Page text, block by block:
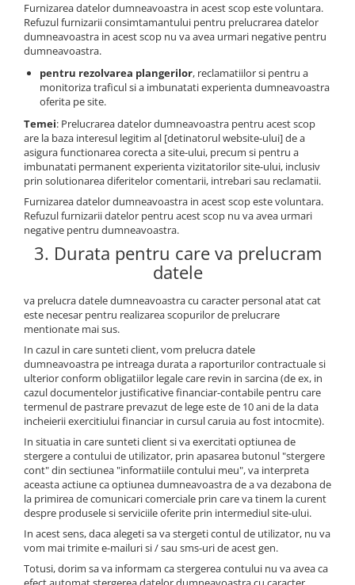
Furnizarea datelor dumneavoastra in acest scop este voluntara.
Refuzul furnizarii consimtamantului pentru prelucrarea datelor
dumneavoastra in acest scop nu va avea urmari negative pentru
dumneavoastra.
pentru rezolvarea plangerilor, reclamatiilor si pentru a
monitoriza traficul si a imbunatati experienta dumneavoastra
oferita pe site.
Temei: Prelucrarea datelor dumneavoastra pentru acest scop
are la baza interesul legitim al [detinatorul website-ului] de a
asigura functionarea corecta a site-ului, precum si pentru a
imbunatati permanent experienta vizitatorilor site-ului, inclusiv
prin solutionarea diferitelor comentarii, intrebari sau reclamatii.
Furnizarea datelor dumneavoastra in acest scop este voluntara.
Refuzul furnizarii datelor pentru acest scop nu va avea urmari
negative pentru dumneavoastra.
3. Durata pentru care va prelucram
datele
va prelucra datele dumneavoastra cu caracter personal atat cat
este necesar pentru realizarea scopurilor de prelucrare
mentionate mai sus.
In cazul in care sunteti client, vom prelucra datele
dumneavoastra pe intreaga durata a raporturilor contractuale si
ulterior conform obligatiilor legale care revin in sarcina (de ex, in
cazul documentelor justificative financiar-contabile pentru care
termenul de pastrare prevazut de lege este de 10 ani de la data
incheierii exercitiului financiar in cursul caruia au fost intocmite).
In situatia in care sunteti client si va exercitati optiunea de
stergere a contului de utilizator, prin apasarea butonul "stergere
cont" din sectiunea "informatiile contului meu", va interpreta
aceasta actiune ca optiunea dumneavoastra de a va dezabona de
la primirea de comunicari comerciale prin care va tinem la curent
despre produsele si serviciile oferite prin intermediul site-ului.
In acest sens, daca alegeti sa va stergeti contul de utilizator, nu va
vom mai trimite e-mailuri si / sau sms-uri de acest gen.
Totusi, dorim sa va informam ca stergerea contului nu va avea ca